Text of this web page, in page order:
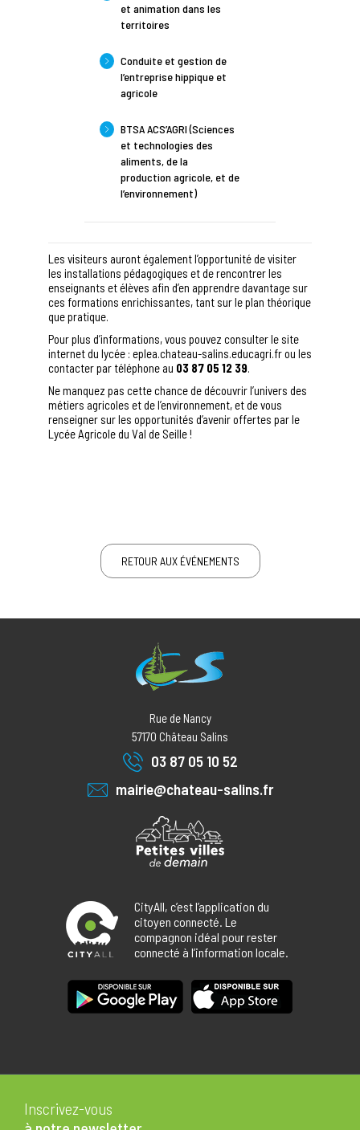
et animation dans les
territoires
Conduite et gestion de
l’entreprise hippique et
agricole
BTSA ACS’AGRI (Sciences
et technologies des
aliments, de la
production agricole, et de
l’environnement)
Les visiteurs auront également l’opportunité de visiter
les installations pédagogiques et de rencontrer les
enseignants et élèves afin d’en apprendre davantage sur
ces formations enrichissantes, tant sur le plan théorique
que pratique.
Pour plus d’informations, vous pouvez consulter le site
internet du lycée : eplea.chateau-salins.educagri.frou les
contacter par téléphone au 03 87 05 12 39.
Ne manquez pas cette chance de découvrir l’univers des
métiers agricoles et de l’environnement, et de vous
renseigner sur les opportunités d’avenir offertes par le
Lycée Agricole du Val de Seille !
RETOUR AUX ÉVÉNEMENTS
Rue de Nancy
57170 Château Salins
03 87 05 10 52
mairie@chateau-salins.fr
CityAll, c’est l’application du
citoyen connecté. Le
compagnon idéal pour rester
connecté à l’information locale.
Inscrivez-vous